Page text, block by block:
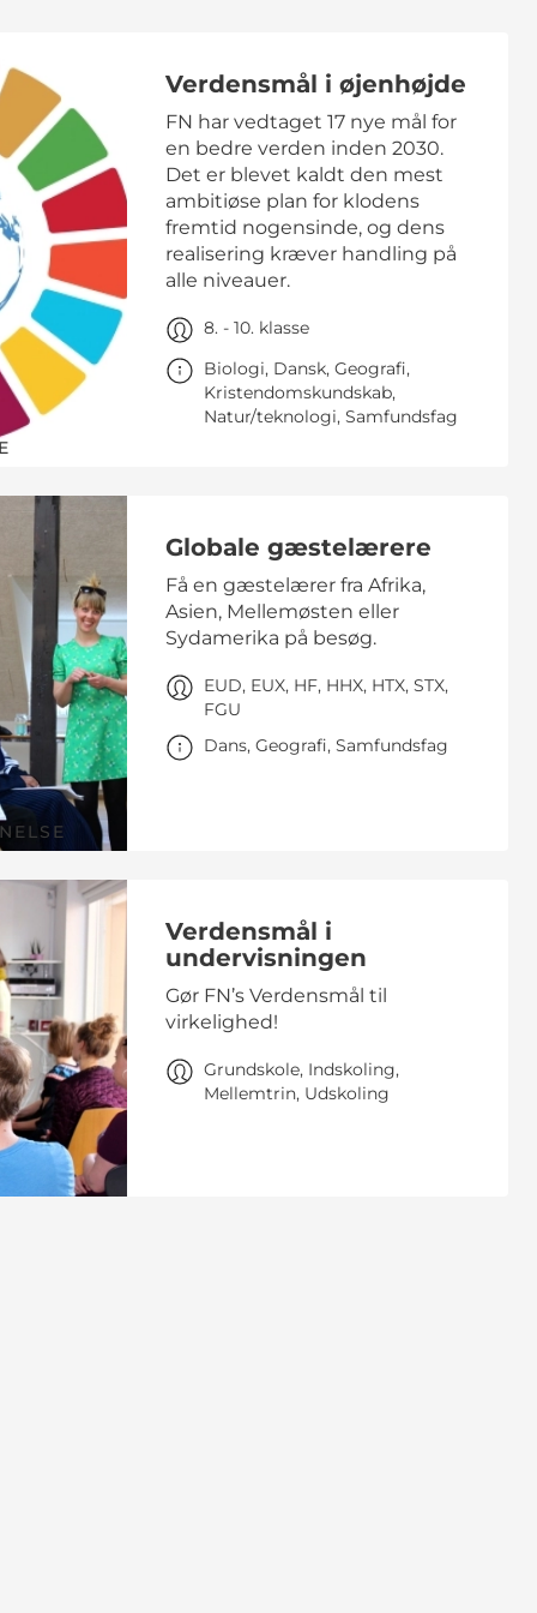
Verdensmål i øjenhøjde
FN har vedtaget 17 nye mål for
en bedre verden inden 2030.
Det er blevet kaldt den mest
ambitiøse plan for klodens
fremtid nogensinde, og dens
realisering kræver handling på
alle niveauer.
8. - 10. klasse
Biologi, Dansk, Geografi,
Kristendomskundskab,
Natur/teknologi, Samfundsfag
Globale gæstelærere
Få en gæstelærer fra Afrika,
Asien, Mellemøsten eller
Sydamerika på besøg.
EUD, EUX, HF, HHX, HTX, STX,
FGU
Dans, Geografi, Samfundsfag
Verdensmål i
undervisningen
Gør FN’s Verdensmål til
virkelighed!
Grundskole, Indskoling,
Mellemtrin, Udskoling